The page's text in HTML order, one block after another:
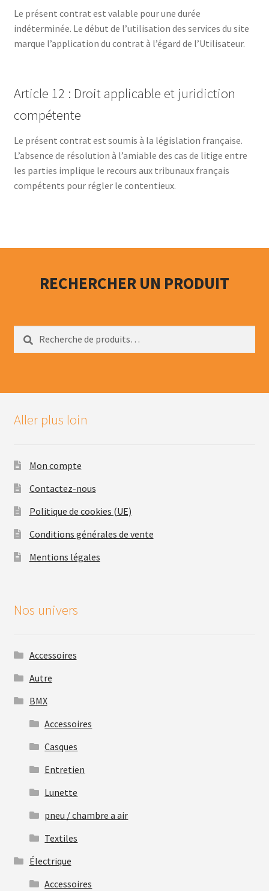
Le présent contrat est valable pour une durée
indéterminée. Le début de l’utilisation des services du site
marque l’application du contrat à l’égard de l’Utilisateur.
Article 12 : Droit applicable et juridiction
compétente
Le présent contrat est soumis à la législation française.
L’absence de résolution à l’amiable des cas de litige entre
les parties implique le recours aux tribunaux français
compétents pour régler le contentieux.
RECHERCHER UN PRODUIT
pour :
Aller plus loin
Mon compte
Contactez-nous
Politique de cookies (UE)
Conditions générales de vente
Mentions légales
Nos univers
Accessoires
Autre
BMX
Accessoires
Casques
Entretien
Lunette
pneu / chambre a air
Textiles
Électrique
Accessoires